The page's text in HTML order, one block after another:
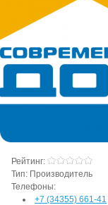
Рейтинг:
Тип: Производитель
Телефоны:
+7 (34355) 661-41